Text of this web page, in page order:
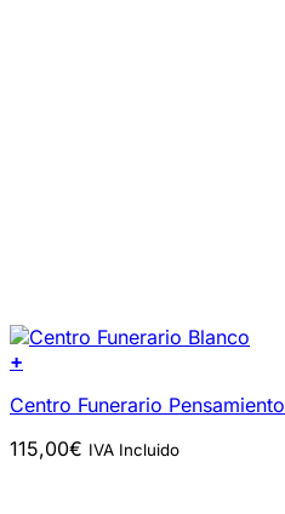
+
Centro Funerario Pensamiento
115,00€ IVA Incluido